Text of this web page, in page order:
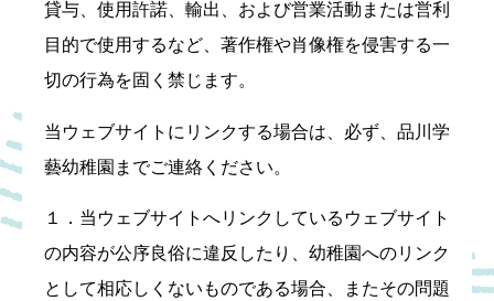
貸与、使用許諾、輸出、および営業活動または営利
目的で使用するなど、著作権や肖像権を侵害する一
切の行為を固く禁じます。
当ウェブサイトにリンクする場合は、必ず、品川学
藝幼稚園までご連絡ください。
１．当ウェブサイトへリンクしているウェブサイト
の内容が公序良俗に違反したり、幼稚園へのリンク
として相応しくないものである場合、またその問題